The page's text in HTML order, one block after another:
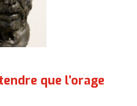
que l’orage